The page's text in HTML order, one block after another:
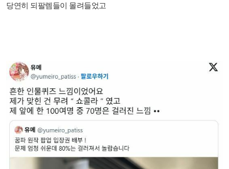
당연히 되팔렘들이 몰려들었고